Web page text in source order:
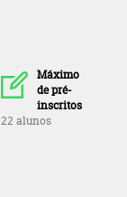
Máximo
de pré-
inscritos
22 alunos